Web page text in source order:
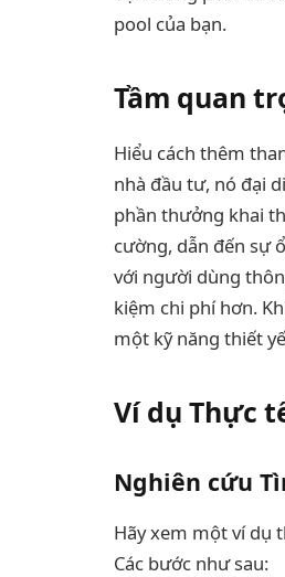
pool của bạn.
Tầm quan
Hiểu cách thêm
nhà đầu tư, nó đại
phần thưởng khai
cường, dẫn đến sự
với người dùng
kiệm chi phí hơn.
một kỹ năng thiết
Ví dụ Thực
Nghiên cứu
Hãy xem một ví dụ
Các bước như sau: